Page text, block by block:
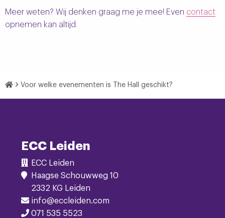
Meer weten? Wij denken graag me je mee! Even contact
opnemen kan altijd.
Home
Voor welke evenementen is The Hall geschikt?
ECC Leiden
ECC Leiden
Haagse Schouwweg 10
2332 KG Leiden
info@eccleiden.com
071 535 5523